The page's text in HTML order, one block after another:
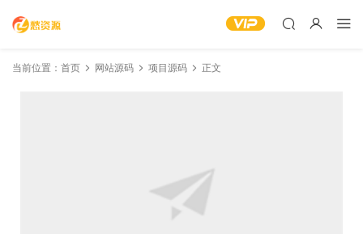
当前位置： 首页 网站源码 项目源码 正文